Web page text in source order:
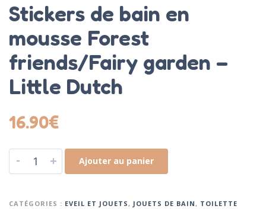
Stickers de bain en
mousse Forest
friends/Fairy garden –
Little Dutch
16.90€
- + Ajouter au panier
CATÉGORIES : EVEIL ET JOUETS, JOUETS DE BAIN, TOILETTE